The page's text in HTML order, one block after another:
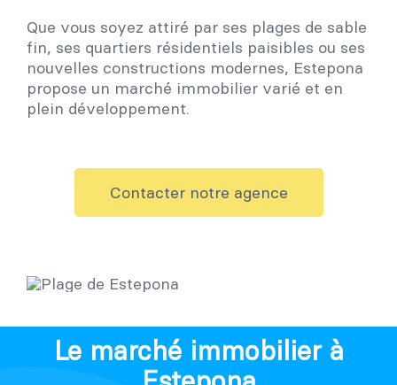
Que vous soyez attiré par ses plages de sable
fin, ses quartiers résidentiels paisibles ou ses
nouvelles constructions modernes, Estepona
propose un marché immobilier varié et en
plein développement.
Contacter notre agence
Le marché immobilier à